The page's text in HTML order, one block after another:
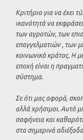
Κριτήριο για να έχει
ικανότητά να
των αγροτών, των
επαγγελματιών , των
κοινωνικό κράτος. Η
εποχή είναι η
σύστημα.
Σε ότι μας αφορά,
αλλά χρήσιμοι. Αυτό
σαφήνεια και
στα σημερινά